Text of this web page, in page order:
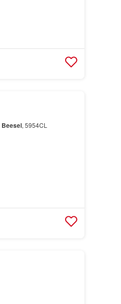
Beesel, 5954CL